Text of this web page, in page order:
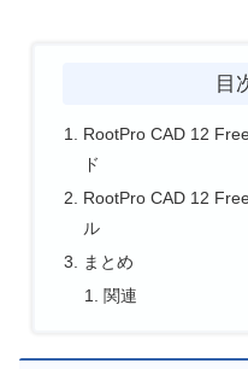
目
RootPro CAD 12
ド
RootPro CAD 12
ル
まとめ
関連